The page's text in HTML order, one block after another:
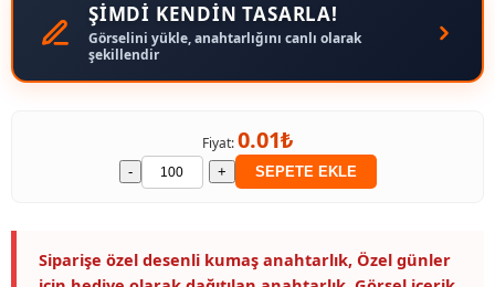
ŞİMDİ KENDİN TASARLA!
Görselini yükle, anahtarlığını canlı olarak
şekillendir
Fiyat:0.01₺
- + SEPETE EKLE
Siparişe özel desenli kumaş anahtarlık, Özel günler